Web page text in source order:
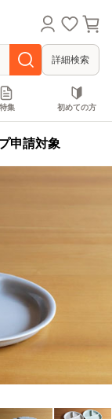
詳細検索
特集 初めての方
申請対象